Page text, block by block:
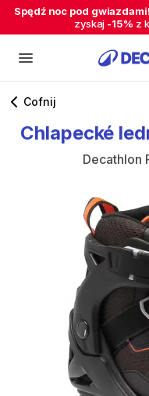
Spędź noc pod gwiazdami!
zyskaj -15% z
Cofnij
Chlapecké
Decathlon